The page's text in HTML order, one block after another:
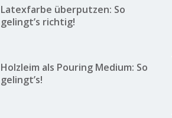
Latexfarbe überputzen: So
gelingt’s richtig!
Holzleim als Pouring Medium: So
gelingt’s!